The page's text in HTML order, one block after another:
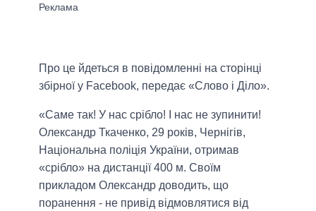
Про це йдеться в повідомленні на сторінці
збірної у Facebook, передає «Слово і Діло».
«Саме так! У нас срібло! І нас не зупинити!
Олександр Ткаченко, 29 років, Чернігів,
Національна поліція України, отримав
«срібло» на дистанції 400 м. Своїм
прикладом Олександр доводить, що
поранення - не привід відмовлятися від